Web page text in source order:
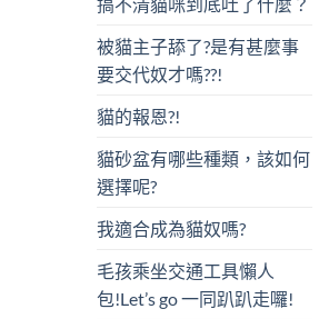
被貓主子舔了?是有甚麼事
要交代奴才嗎??!
貓的報恩?!
貓砂盆有哪些種類，該如何
選擇呢?
我適合成為貓奴嗎?
毛孩乘坐交通工具懶人
包!Let’s go 一同趴趴走囉!